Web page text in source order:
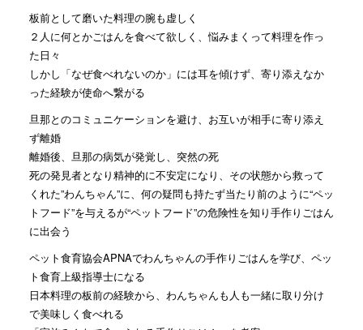
板前として磨いた料理の腕も虚しく
２人に何とかごはんを食べて欲しく、悩みまくって料理を作っ
た日々
しかし「なぜ食べれないのか」には耳を傾けず、寄り添えなか
った経験が使命へ繋がる
旦那とのコミュニケーションを避け、お互いが相手に寄り添え
ず離婚
離婚後、旦那の病気が発覚し、突然の死
死の発見者となり精神的に不安定になり、その状態から救って
くれた”わんちゃん”に、何の疑問も持たず当たり前のように“ペッ
トフード”を与えるが“ペットフード”の危険性を知り手作りごはん
に出会う
ペット食育協会APNAでわんちゃんの手作りごはんを学び、ペッ
ト食育上級指導士になる
日本料理の板前の経験から、わんちゃんも人も一緒に取り分け
で美味しく食べれる